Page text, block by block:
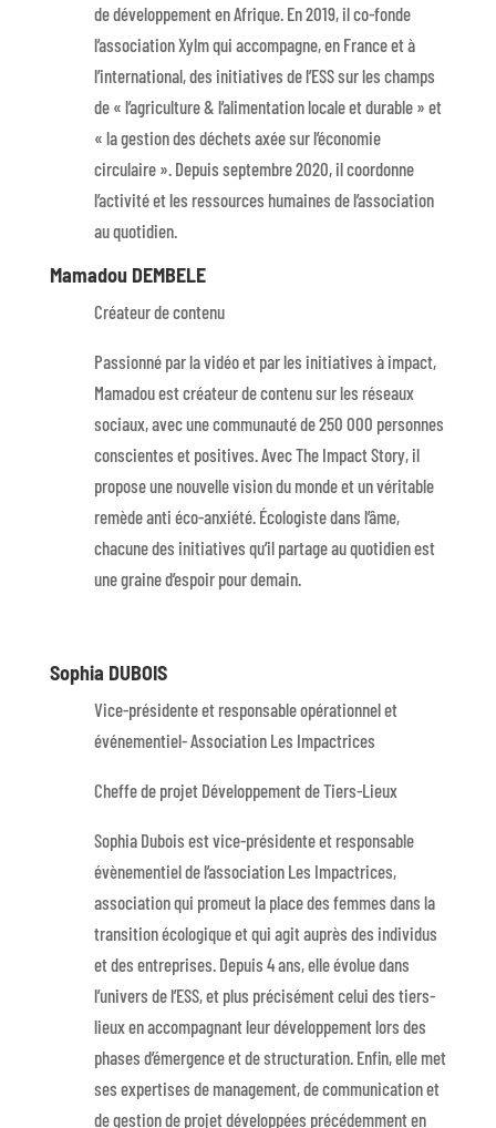
de développement en Afrique. En 2019, il co-fonde
l’association Xylm qui accompagne, en France et à
l’international, des initiatives de l’ESS sur les champs
de « l’agriculture & l’alimentation locale et durable » et
« la gestion des déchets axée sur l’économie
circulaire ». Depuis septembre 2020, il coordonne
l’activité et les ressources humaines de l’association
au quotidien.
Mamadou DEMBELE
Créateur de contenu
Passionné par la vidéo et par les initiatives à impact,
Mamadou est créateur de contenu sur les réseaux
sociaux, avec une communauté de 250 000 personnes
conscientes et positives. Avec The Impact Story, il
propose une nouvelle vision du monde et un véritable
remède anti éco-anxiété. Écologiste dans l’âme,
chacune des initiatives qu’il partage au quotidien est
une graine d’espoir pour demain.
Sophia DUBOIS
Vice-présidente et responsable opérationnel et
événementiel- Association Les Impactrices
Cheffe de projet Développement de Tiers-Lieux
Sophia Dubois est vice-présidente et responsable
évènementiel de l’association Les Impactrices,
association qui promeut la place des femmes dans la
transition écologique et qui agit auprès des individus
et des entreprises. Depuis 4 ans, elle évolue dans
l’univers de l’ESS, et plus précisément celui des tiers-
lieux en accompagnant leur développement lors des
phases d’émergence et de structuration. Enfin, elle met
ses expertises de management, de communication et
de gestion de projet développées précédemment en